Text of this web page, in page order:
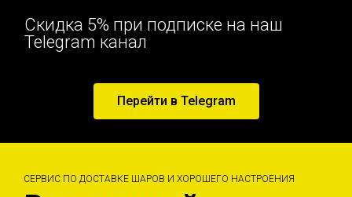
Скидка 5% при подписке на наш
Telegram канал
Перейти в Telegram
СЕРВИС ПО ДОСТАВКЕ ШАРОВ И ХОРОШЕГО НАСТРОЕНИЯ